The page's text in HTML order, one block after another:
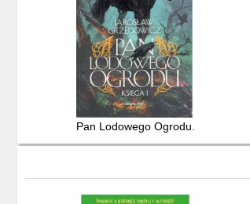
Pan Lodowego Ogrodu. Ks. 1